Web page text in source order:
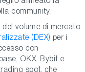
community.
volume di mercato
(DEX) per i
con
OKX, Bybit e
spot, che